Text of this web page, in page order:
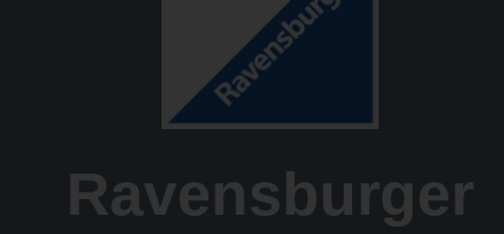
Ravensburger